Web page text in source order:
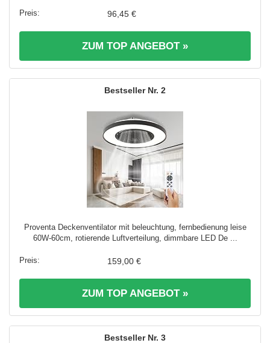
96,45 €
ZUM TOP ANGEBOT »
2
Proventa Deckenventilator mit beleuchtung, fernbedienung leise
60W-60cm, rotierende Luftverteilung, dimmbare LED De ...
159,00 €
ZUM TOP ANGEBOT »
3